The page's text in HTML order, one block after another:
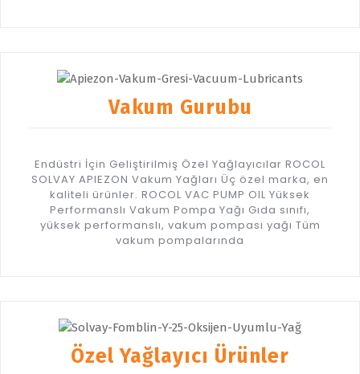
Vakum Gurubu
Endüstri İçin Geliştirilmiş Özel Yağlayıcılar ROCOL
SOLVAY APIEZON Vakum Yağları Üç özel marka, en
kaliteli ürünler. ROCOL VAC PUMP OIL Yüksek
Performanslı Vakum Pompa Yağı Gıda sınıfı,
yüksek performanslı, vakum pompası yağı Tüm
vakum pompalarında
Özel Yağlayıcı Ürünler